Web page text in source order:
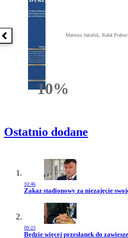
Poprzednia książka
10%Rabatu
Mateusz Jakubik, Rafał
Ostatnio dodane
10:46
Przejdź do artykułu:
Zakaz stadionowy za niezajęcie
09:23
Przejdź do artykułu:
Będzie więcej przesłanek do